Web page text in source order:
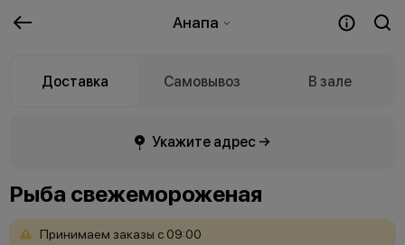
Анапа
Доставка Самовывоз В зале
Укажите адрес →
Рыба свежемороженая
Принимаем заказы с 09:00